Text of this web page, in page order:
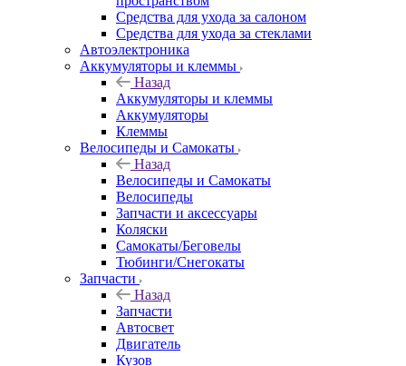
Притирочные пасты
Промывки масляных систем
Средства для очистки рук
Средства для раскоксовки
Средства для ухода за кузовом и колесами
Средства для ухода за подкапотным
пространством
Средства для ухода за салоном
Средства для ухода за стеклами
Автоэлектроника
Аккумуляторы и клеммы
Назад
Аккумуляторы и клеммы
Аккумуляторы
Клеммы
Велосипеды и Самокаты
Назад
Велосипеды и Самокаты
Велосипеды
Запчасти и аксессуары
Коляски
Самокаты/Беговелы